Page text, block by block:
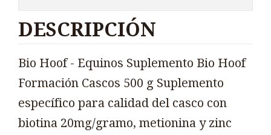
DESCRIPCIÓN
Bio Hoof - Equinos Suplemento Bio Hoof
Formación Cascos 500 g Suplemento
específico para calidad del casco con
biotina 20mg/gramo, metionina y zinc